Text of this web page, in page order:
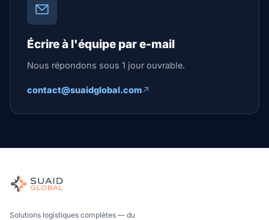
Écrire à l'équipe par e-mail
Nous répondons sous 1 jour ouvrable.
contact@suaidglobal.com
Orchestrateur indépendant du fret pour les opérations
Océan, air et sol – comparés de manière neutre par
Solutions logistiques complètes — du